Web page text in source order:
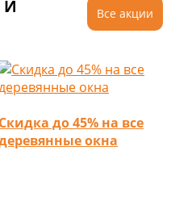
Все акции
И
Скидка до 45% на все
окна